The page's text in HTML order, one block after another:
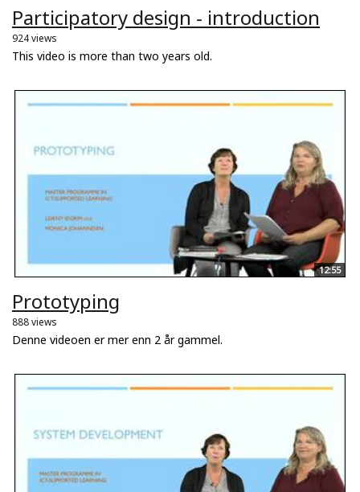
Participatory design - introduction
924 views
This video is more than two years old.
12:55
Prototyping
888 views
Denne videoen er mer enn 2 år gammel.